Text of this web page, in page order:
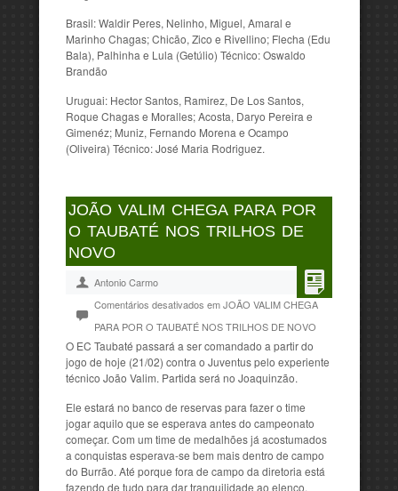
Brasil: Waldir Peres, Nelinho, Miguel, Amaral e
Marinho Chagas; Chicão, Zico e Rivellino; Flecha (Edu
Bala), Palhinha e Lula (Getúlio) Técnico: Oswaldo
Brandão
Uruguai: Hector Santos, Ramirez, De Los Santos,
Roque Chagas e Moralles; Acosta, Daryo Pereira e
Gimenéz; Muniz, Fernando Morena e Ocampo
(Oliveira) Técnico: José Maria Rodriguez.
JOÃO VALIM CHEGA PARA POR
O TAUBATÉ NOS TRILHOS DE
NOVO
Antonio Carmo
Comentários desativados em JOÃO VALIM CHEGA
PARA POR O TAUBATÉ NOS TRILHOS DE NOVO
O EC Taubaté passará a ser comandado a partir do
jogo de hoje (21/02) contra o Juventus pelo experiente
técnico João Valim. Partida será no Joaquinzão.
Ele estará no banco de reservas para fazer o time
jogar aquilo que se esperava antes do campeonato
começar. Com um time de medalhões já acostumados
a conquistas esperava-se bem mais dentro de campo
do Burrão. Até porque fora de campo da diretoria está
fazendo de tudo para dar tranquilidade ao elenco.